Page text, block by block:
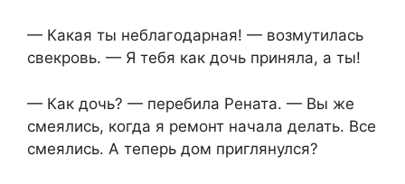
— Какая ты неблагодарная! — возмутилась
свекровь. — Я тебя как дочь приняла, а ты!
— Как дочь? — перебила Рената. — Вы же
смеялись, когда я ремонт начала делать. Все
смеялись. А теперь дом приглянулся?